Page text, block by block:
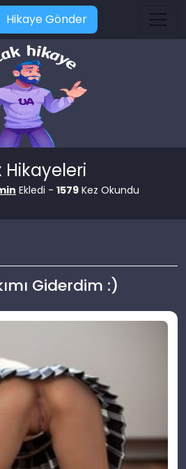
Hikaye Gönder
Hikayeleri
Ekledi - 1579 Kez Okundu
Giderdim :)